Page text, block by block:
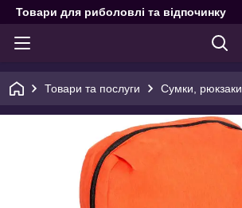
Товари для риболовлі та відпочинку
Товари та послуги Сумки, рюкзаки